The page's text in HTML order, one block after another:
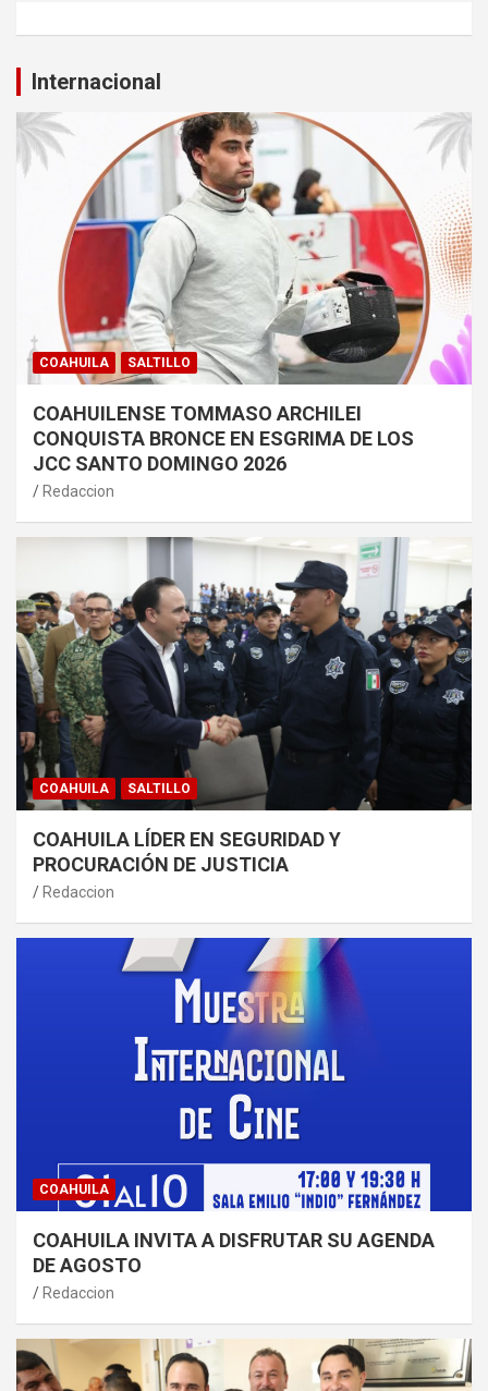
Internacional
COAHUILA SALTILLO
COAHUILENSE TOMMASO ARCHILEI
CONQUISTA BRONCE EN ESGRIMA DE LOS
JCC SANTO DOMINGO 2026
Redaccion
COAHUILA SALTILLO
COAHUILA LÍDER EN SEGURIDAD Y
PROCURACIÓN DE JUSTICIA
Redaccion
COAHUILA
COAHUILA INVITA A DISFRUTAR SU AGENDA
DE AGOSTO
Redaccion